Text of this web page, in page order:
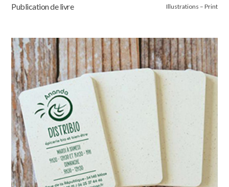
Publication de livre Illustrations – Print